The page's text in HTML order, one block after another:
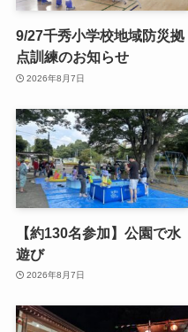
9/27千秀小学校地域防災拠
点訓練のお知らせ
2026年8月7日
【約130名参加】公園で水
遊び
2026年8月7日